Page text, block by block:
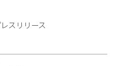
スリリース